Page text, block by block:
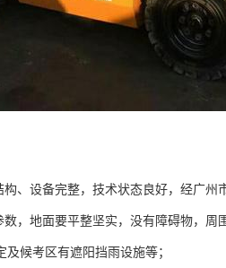
、设备完整，技术状态良好，经广
，地面要平整坚实，没有障碍物，
候考区有遮阳挡雨设施等；